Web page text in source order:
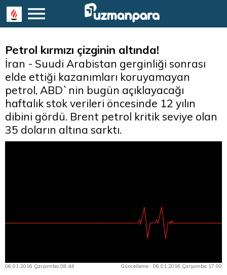
Petrol kırmızı çizginin altında!
İran - Suudi Arabistan gerginliği sonrası
elde ettiği kazanımları koruyamayan
petrol, ABD`nin bugün açıklayacağı
haftalık stok verileri öncesinde 12 yılın
dibini gördü. Brent petrol kritik seviye olan
35 doların altına sarktı.
06.01.2016 Çarşamba 08:44 Güncelleme : 06.01.2016 Çarşamba 17:00